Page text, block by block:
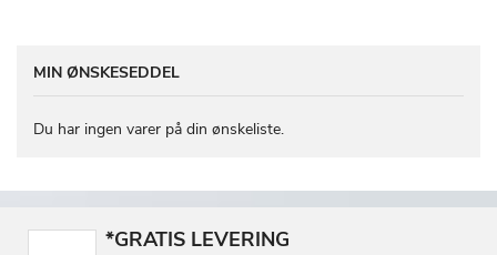
MIN ØNSKESEDDEL
Du har ingen varer på din ønskeliste.
*GRATIS LEVERING